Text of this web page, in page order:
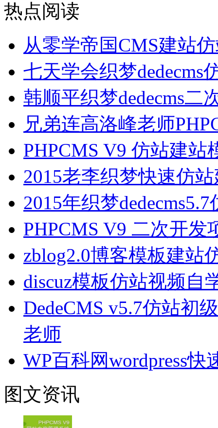
热点阅读
从零学帝国CMS建站
七天学会织梦dedecms
韩顺平织梦dedecms二
兄弟连高洛峰老师
PHPCMS V9 仿站建
2015老李织梦快速仿
2015年织梦
PHPCMS V9 二次开
zblog2.0博客模板建站
discuz模板仿站视频自
DedeCMS v5.7仿站初
老师
WP百科网wordpress
图文资讯